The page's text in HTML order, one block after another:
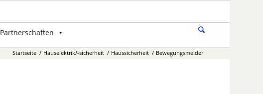
Partnerschaften
Startseite / Hauselektrik/-sicherheit / Haussicherheit / Bewegungsmelder